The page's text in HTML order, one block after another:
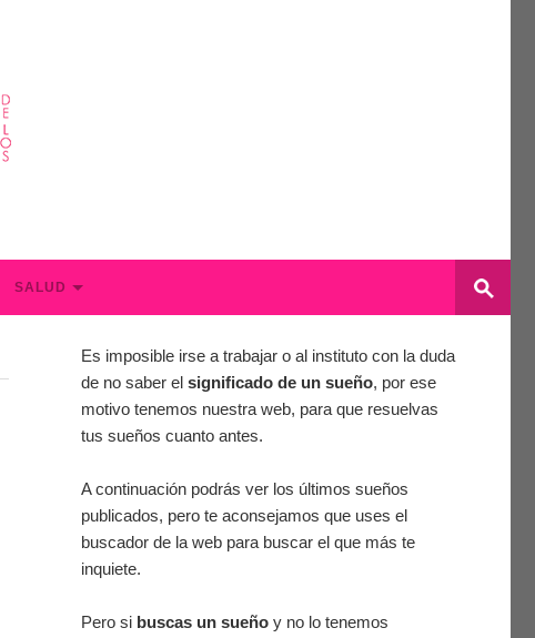
SALUD
Es imposible irse a trabajar o al instituto con la duda
de no saber el significado de un sueño, por ese
motivo tenemos nuestra web, para que resuelvas
tus sueños cuanto antes.
A continuación podrás ver los últimos sueños
publicados, pero te aconsejamos que uses el
buscador de la web para buscar el que más te
inquiete.
Pero si buscas un sueño y no lo tenemos